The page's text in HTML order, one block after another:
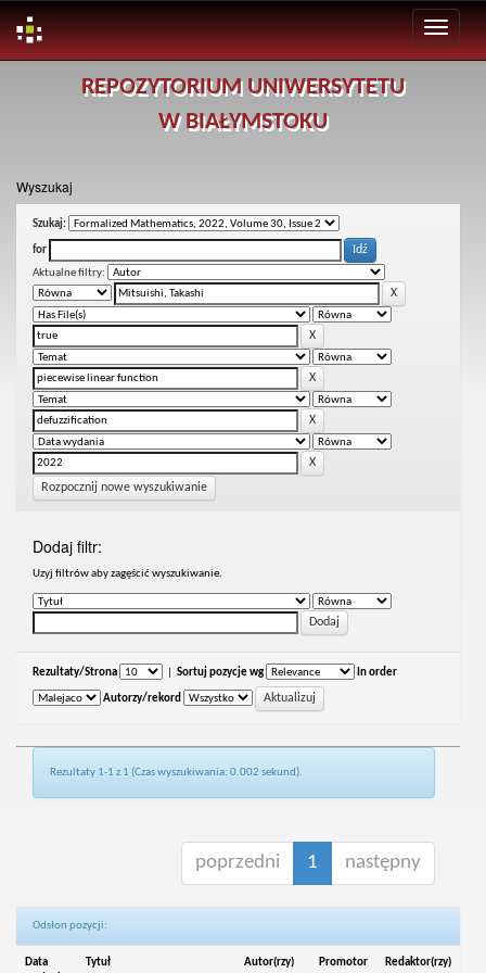
REPOZYTORIUM UNIWERSYTETU
W BIAŁYMSTOKU
Wyszukaj
Szukaj:
for
Aktualne filtry:
Rozpocznij nowe wyszukiwanie
Dodaj filtr:
Uzyj filtrów aby zagęścić wyszukiwanie.
Rezultaty/Strona Sortuj pozycje wg In order
Autorzy/rekord
Rezultaty 1-1 z 1 (Czas wyszukiwania: 0.002 sekund).
poprzedni 1 następny
Odsłon pozycji:
Data Tytuł Autor(rzy) Promotor Redaktor(rzy)